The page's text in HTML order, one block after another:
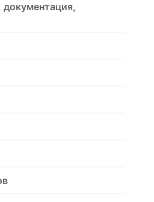
документация,